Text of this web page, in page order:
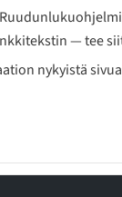
— tee
nykyistä